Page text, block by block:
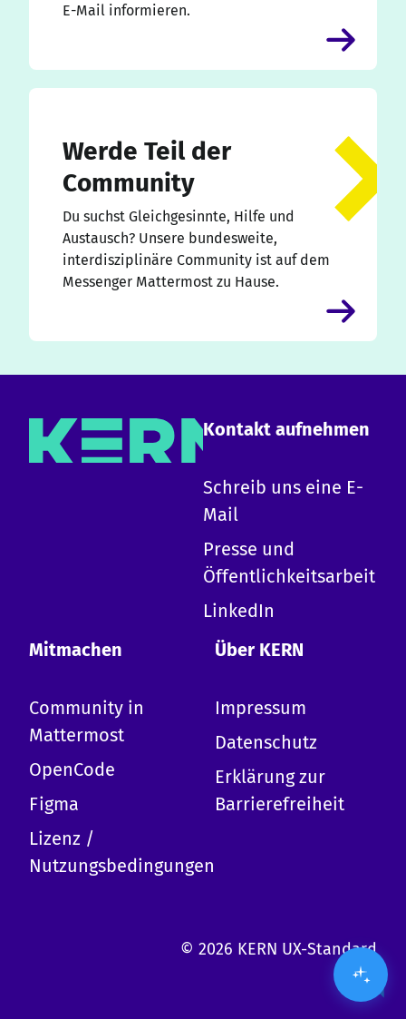
E-Mail informieren.
Werde Teil der
Community
Du suchst Gleichgesinnte, Hilfe und
Austausch? Unsere bundesweite,
interdisziplinäre Community ist auf dem
Messenger Mattermost zu Hause.
Kontakt aufnehmen
Schreib uns eine E-
Mail
Presse und
Öffentlichkeitsarbeit
LinkedIn
Mitmachen
Community in
Mattermost
OpenCode
Figma
Lizenz /
Nutzungsbedingungen
Über KERN
Impressum
Datenschutz
Erklärung zur
Barrierefreiheit
© 2026 KERN UX-Standard
Ich bin die KERN KI und kann zu allen Inhalten
auf dieser Website Auskunft geben.
-Erste Schritte mit KERN
-Komponentenübersicht
-Barrierefreiheit
-Kopfzeile